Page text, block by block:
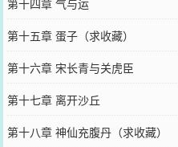
第十五章 蛋子（求收藏）
第十六章 宋长青与关虎臣
第十七章 离开沙丘
第十八章 神仙充腹丹（求收藏）